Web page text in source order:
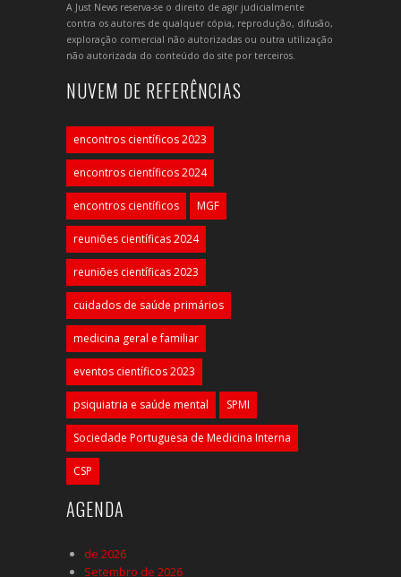
A Just News reserva-se o direito de agir judicialmente
contra os autores de qualquer cópia, reprodução, difusão,
exploração comercial não autorizadas ou outra utilização
não autorizada do conteúdo do site por terceiros.
NUVEM DE REFERÊNCIAS
encontros científicos 2023
encontros científicos 2024
encontros científicos MGF
reuniões científicas 2024
reuniões científicas 2023
cuidados de saúde primários
medicina geral e familiar
eventos científicos 2023
psiquiatria e saúde mental SPMI
Sociedade Portuguesa de Medicina Interna
CSP
AGENDA
de 2026
Setembro de 2026